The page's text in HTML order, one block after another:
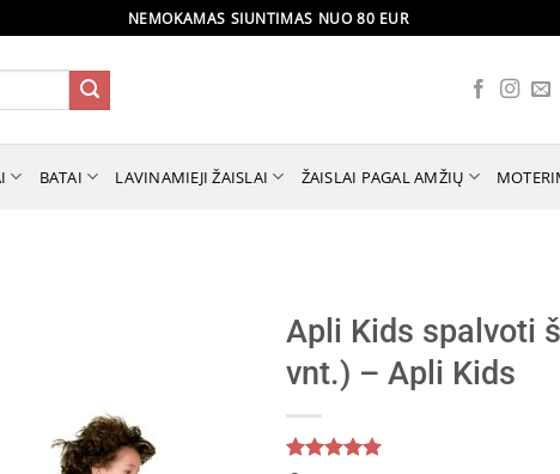
NEMOKAMAS SIUNTIMAS NUO 80 EUR
BATAI LAVINAMIEJI ŽAISLAI ŽAISLAI PAGAL AMŽIŲ
Apli Kids spalvoti
vnt.) – Apli Kids